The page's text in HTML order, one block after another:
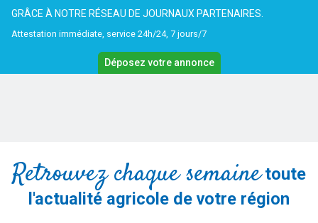
GRÂCE À NOTRE RÉSEAU DE JOURNAUX PARTENAIRES.
Attestation immédiate, service 24h/24, 7 jours/7
Déposez votre annonce
Retrouvez chaque semainetoute
l'actualité agricole de votre région